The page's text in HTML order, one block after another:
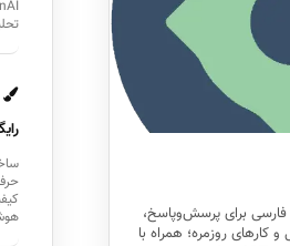
راهنمای استفاده از ChatGPT فارسی برای پرسش‌وپاسخ،
کارهای روزمره؛ همراه با